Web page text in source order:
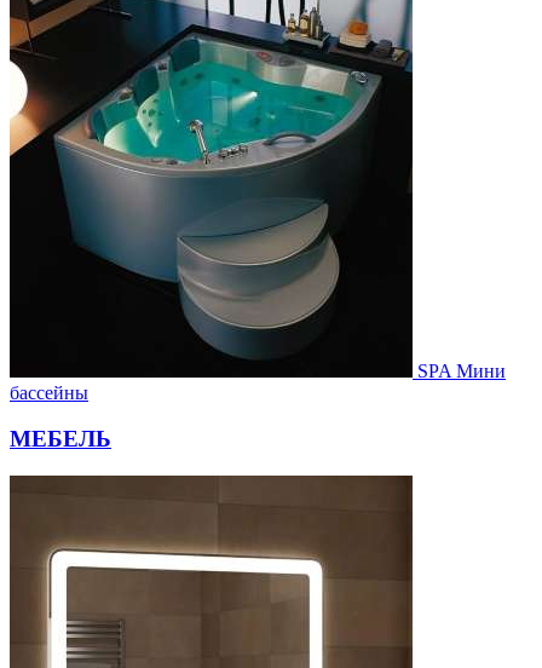
SPA Мини
бассейны
МЕБЕЛЬ